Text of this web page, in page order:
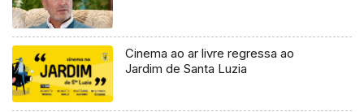
Cinema ao ar livre regressa ao
Jardim de Santa Luzia